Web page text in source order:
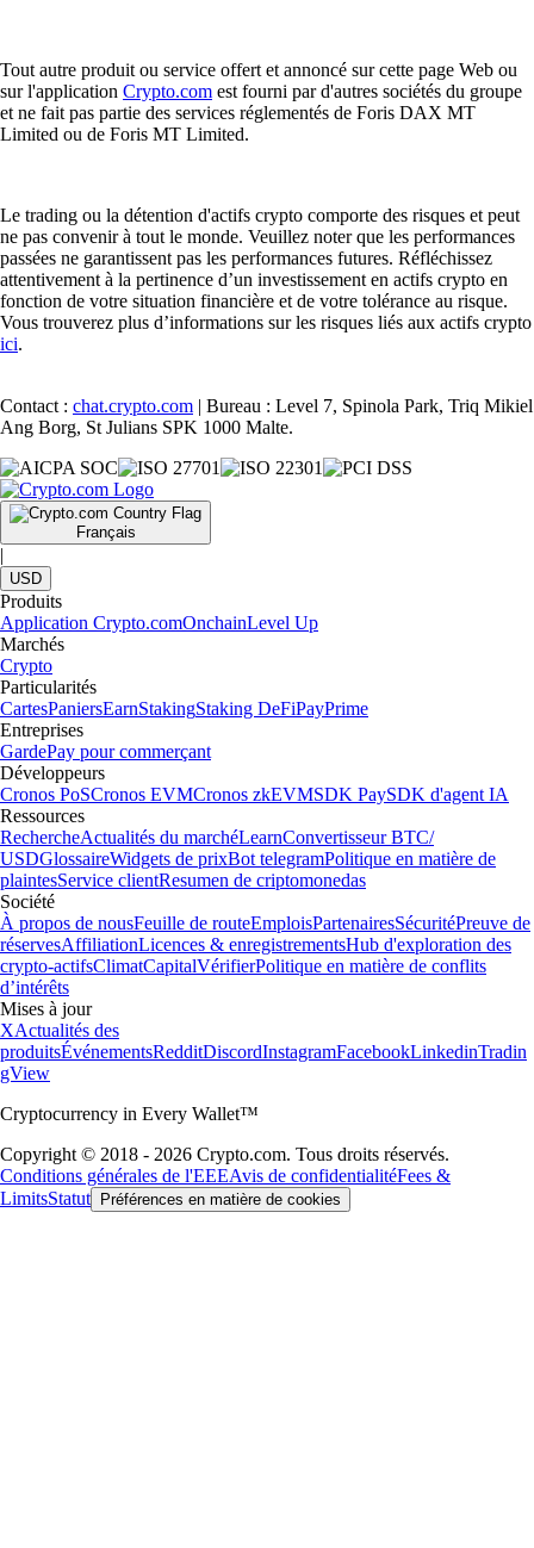
Tout autre produit ou service offert et annoncé sur cette page Web ou
sur l'application Crypto.com est fourni par d'autres sociétés du groupe
et ne fait pas partie des services réglementés de Foris DAX MT
Limited ou de Foris MT Limited.
Le trading ou la détention d'actifs crypto comporte des risques et peut
ne pas convenir à tout le monde. Veuillez noter que les performances
passées ne garantissent pas les performances futures. Réfléchissez
attentivement à la pertinence d’un investissement en actifs crypto en
fonction de votre situation financière et de votre tolérance au risque.
Vous trouverez plus d’informations sur les risques liés aux actifs crypto
ici.
Contact : chat.crypto.com | Bureau : Level 7, Spinola Park, Triq Mikiel
Ang Borg, St Julians SPK 1000 Malte.
Français
|
USD
Produits
Application Crypto.comOnchainLevel Up
Marchés
Crypto
Particularités
CartesPaniersEarnStakingStaking DeFiPayPrime
Entreprises
GardePay pour commerçant
Développeurs
Cronos PoSCronos EVMCronos zkEVMSDK PaySDK d'agent IA
Ressources
RechercheActualités du marchéLearnConvertisseur BTC/
USDGlossaireWidgets de prixBot telegramPolitique en matière de
plaintesService clientResumen de criptomonedas
Société
À propos de nousFeuille de routeEmploisPartenairesSécuritéPreuve de
réservesAffiliationLicences & enregistrementsHub d'exploration des
crypto-actifsClimatCapitalVérifierPolitique en matière de conflits
d’intérêts
Mises à jour
XActualités des
produitsÉvénementsRedditDiscordInstagramFacebookLinkedinTradin
gView
Cryptocurrency in Every Wallet™
Copyright © 2018 - 2026 Crypto.com. Tous droits réservés.
Conditions générales de l'EEEAvis de confidentialitéFees &
LimitsStatut Préférences en matière de cookies